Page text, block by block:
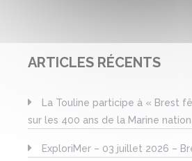
ARTICLES RÉCENTS
La Touline participe à « Brest
sur les 400 ans de la Marine
ExploriMer – 03 juillet 2026 –